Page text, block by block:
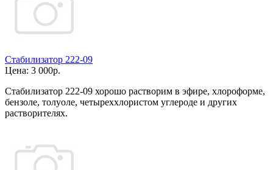
Стабилизатор 222-09
Цена: 3 000р.
Стабилизатор 222-09 хорошо растворим в эфире, хлороформе,
бензоле, толуоле, четыреххлористом углероде и других
растворителях.